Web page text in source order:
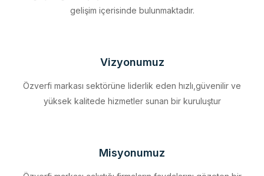
Özverfi markası sektörüne liderlik eden hızlı,güvenilir ve
Özverfi markası çalıştığı firmaların faydalarını gözeten bir